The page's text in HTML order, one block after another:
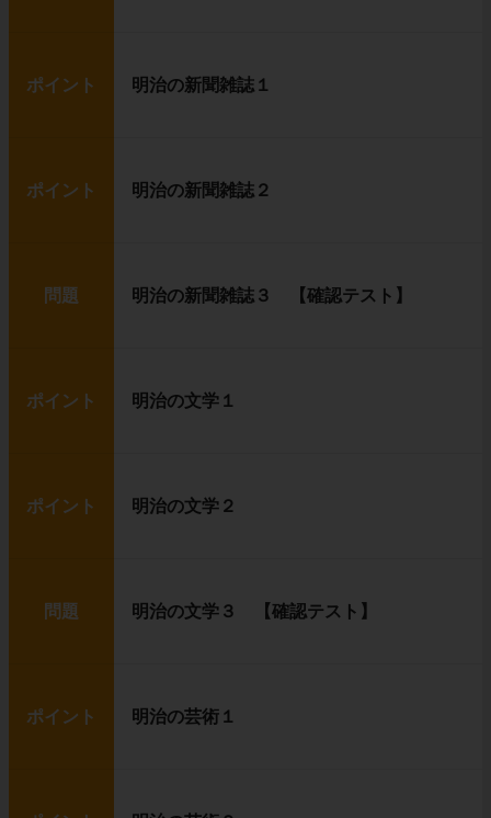
ポイント 明治の新聞雑誌１
ポイント 明治の新聞雑誌２
問題 明治の新聞雑誌３ 【確認テスト】
ポイント 明治の文学１
ポイント 明治の文学２
問題 明治の文学３ 【確認テスト】
ポイント 明治の芸術１